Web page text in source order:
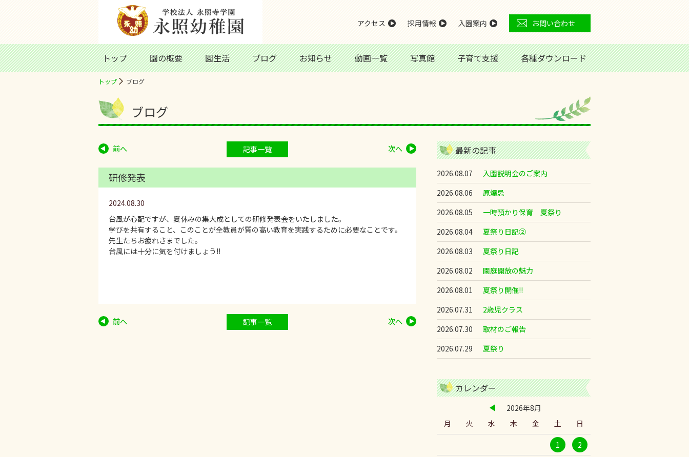
トップ 園の概要 園生活 ブログ お知らせ 動画一覧 写真館 子育て支援 各種ダウンロード
アクセス 採用情報 入園案内 お問い合わせ
トップ ブログ
ブログ
前へ 次へ
記事一覧
研修発表
2024.08.30
台風が心配ですが、夏休みの集大成としての研修発表会をいたしました。
学びを共有すること、このことが全教員が質の高い教育を実践するために必要なことです。
先生たちお疲れさまでした。
台風には十分に気を付けましょう!!
前へ 次へ
記事一覧
最新の記事
2026.08.07
入園説明会のご案内
2026.08.06
原爆忌
2026.08.05
一時預かり保育 夏祭り
2026.08.04
夏祭り日記②
2026.08.03
夏祭り日記
2026.08.02
園庭開放の魅力
2026.08.01
夏祭り開催!!
2026.07.31
2歳児クラス
2026.07.30
取材のご報告
2026.07.29
夏祭り
カレンダー
2026年8月
月
火 水 木 金 土 日
1 2